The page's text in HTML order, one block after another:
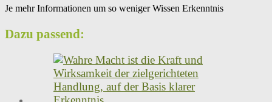
Je mehr Informationen um so weniger Wissen Erkenntnis
Dazu passend: